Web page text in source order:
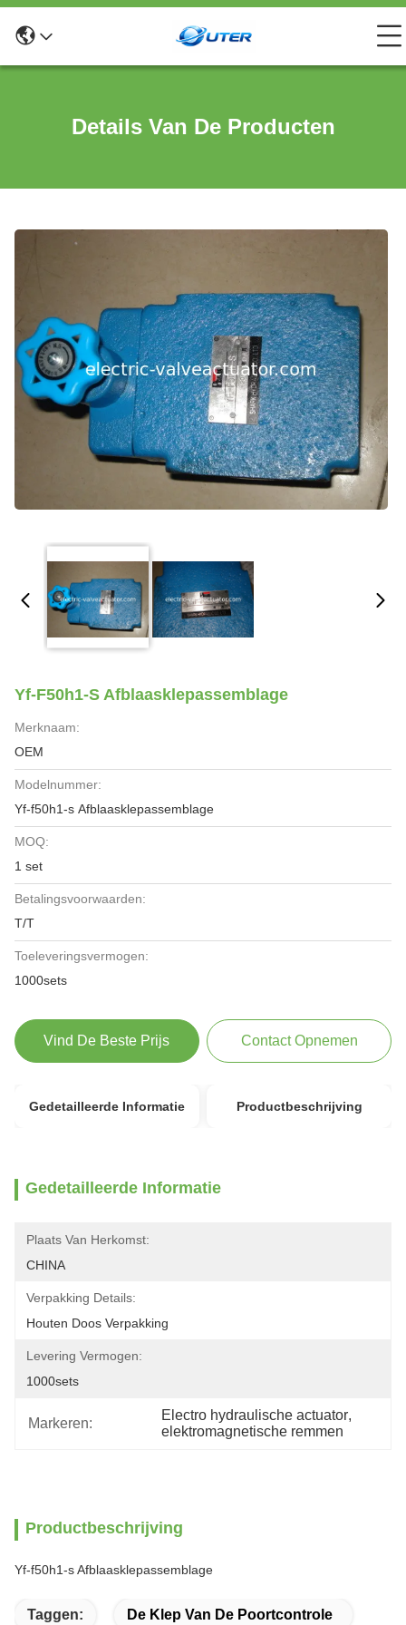
Details Van De Producten
Yf-F50h1-S Afblaasklepassemblage
Merknaam:
OEM
Modelnummer:
Yf-f50h1-s Afblaasklepassemblage
MOQ:
1 set
Betalingsvoorwaarden:
T/T
Toeleveringsvermogen:
1000sets
Vind De Beste Prijs Contact Opnemen
Gedetailleerde Informatie Productbeschrijving
Gedetailleerde Informatie
Plaats Van Herkomst:
CHINA
Verpakking Details:
Houten Doos Verpakking
Levering Vermogen:
1000sets
Markeren:
Electro hydraulische actuator,
elektromagnetische remmen
Productbeschrijving
Yf-f50h1-s Afblaasklepassemblage
Taggen: De Klep Van De Poortcontrole